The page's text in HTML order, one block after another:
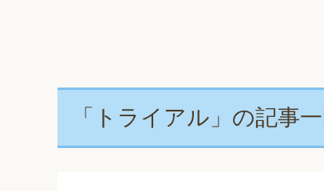
「トライアル」の記事